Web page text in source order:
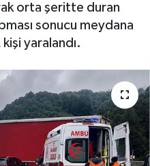
orta şeritte duran
sonucu meydana
yaralandı.